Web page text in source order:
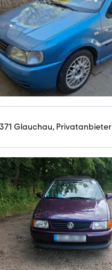
Glauchau, Privatanbieter